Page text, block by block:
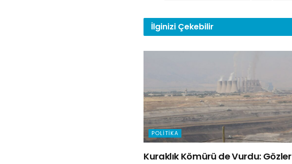
İlginizi Çekebilir
POLITIKA
Kuraklık Kömürü de Vurdu: Gözler